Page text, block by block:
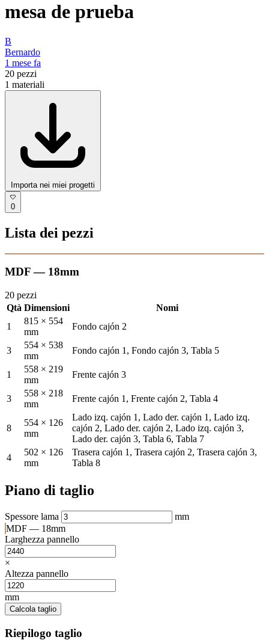
mesa de prueba
B
Bernardo
1 mese fa
20 pezzi
1 materiali
Importa nei miei progetti
0
Lista dei pezzi
MDF — 18mm
20 pezzi
Qtà Dimensioni
Nomi
1
815 × 554
mm
Fondo cajón 2
3
554 × 538
mm
Fondo cajón 1, Fondo cajón 3, Tabla 5
1
558 × 219
mm
Frente cajón 3
3
558 × 218
mm
Frente cajón 1, Frente cajón 2, Tabla 4
8
554 × 126
mm
Lado izq. cajón 1, Lado der. cajón 1, Lado izq.
cajón 2, Lado der. cajón 2, Lado izq. cajón 3,
Lado der. cajón 3, Tabla 6, Tabla 7
4
502 × 126
mm
Trasera cajón 1, Trasera cajón 2, Trasera cajón 3,
Tabla 8
Piano di taglio
Spessore lama
mm
MDF — 18mm
Larghezza pannello
×
Altezza pannello
mm
Calcola taglio
Riepilogo taglio